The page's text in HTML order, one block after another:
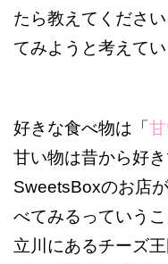
たら教えてくださ
てみようと考えてい
好きな食べ物は「
甘い物は昔から好
SweetsBoxのお店
べてみるっていう
立川にあるチーズ